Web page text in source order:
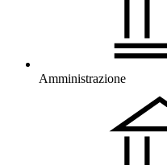
Amministrazione